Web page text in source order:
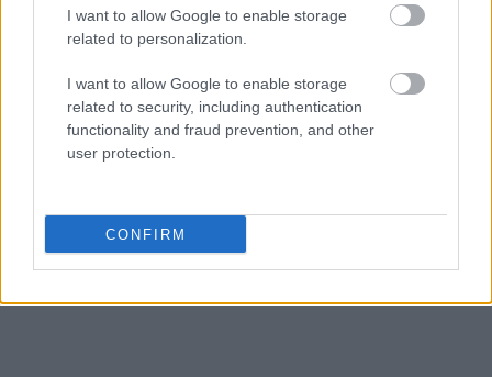
I want to allow Google to enable storage
related to personalization.
I want to allow Google to enable storage
related to security, including authentication
functionality and fraud prevention, and other
user protection.
CONFIRM